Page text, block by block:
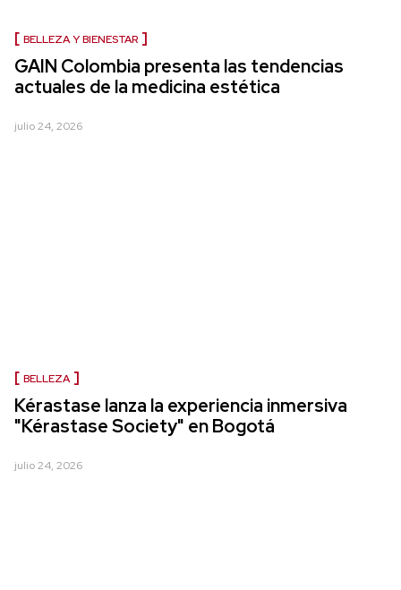
BELLEZA Y BIENESTAR
GAIN Colombia presenta las tendencias
actuales de la medicina estética
julio 24, 2026
BELLEZA
Kérastase lanza la experiencia inmersiva
"Kérastase Society" en Bogotá
julio 24, 2026